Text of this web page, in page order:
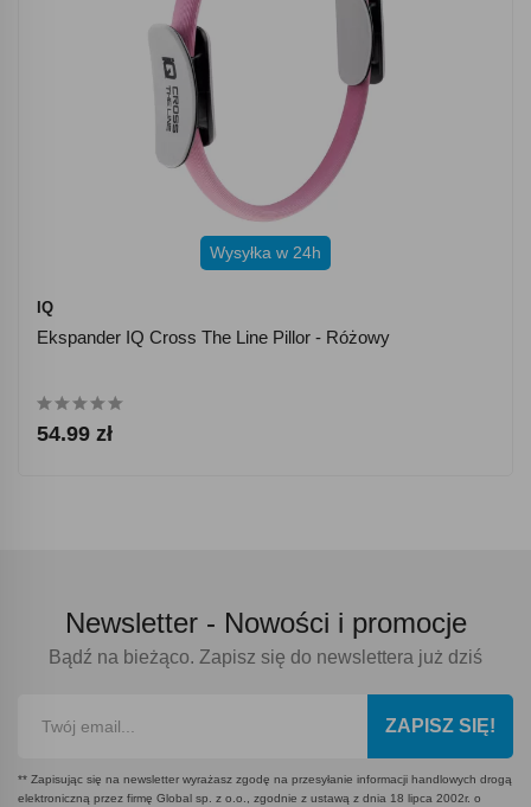
Wysyłka w 24h
IQ
Ekspander IQ Cross The Line Pillor - Różowy
54.99 zł
Newsletter - Nowości i promocje
Bądź na bieżąco. Zapisz się do newslettera już dziś
ZAPISZ SIĘ!
** Zapisując się na newsletter wyrażasz zgodę na przesyłanie informacji handlowych drogą
elektroniczną przez firmę Global sp. z o.o., zgodnie z ustawą z dnia 18 lipca 2002r. o